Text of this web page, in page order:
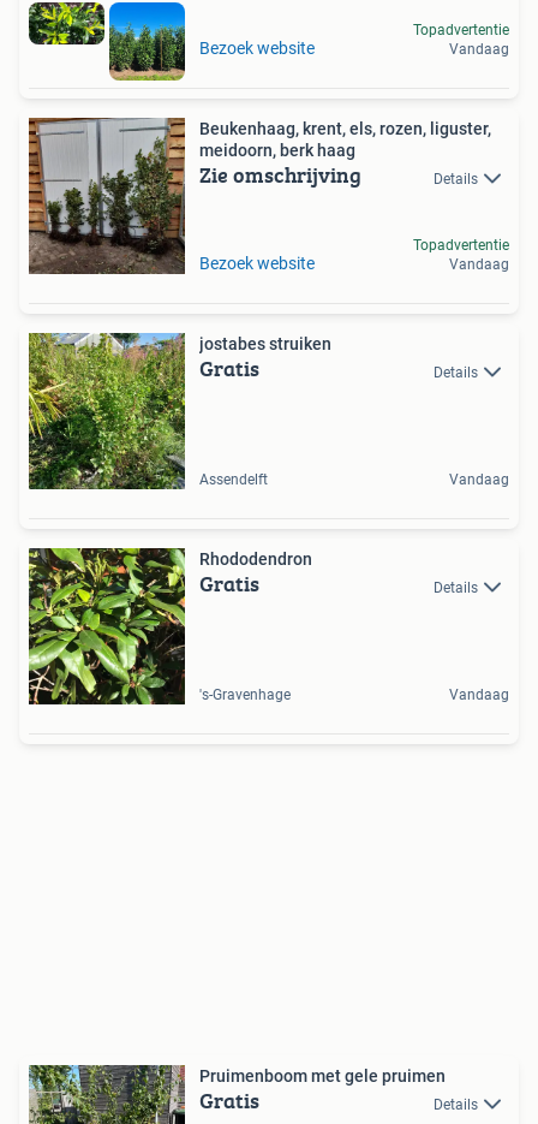
Bezoek website
Topadvertentie
Vandaag
Beukenhaag, krent, els, rozen, liguster,
meidoorn, berk haag
Zie omschrijving Details
Bezoek website
Topadvertentie
Vandaag
jostabes struiken
Gratis Details
Assendelft Vandaag
Rhododendron
Gratis Details
's-Gravenhage Vandaag
Pruimenboom met gele pruimen
Gratis Details